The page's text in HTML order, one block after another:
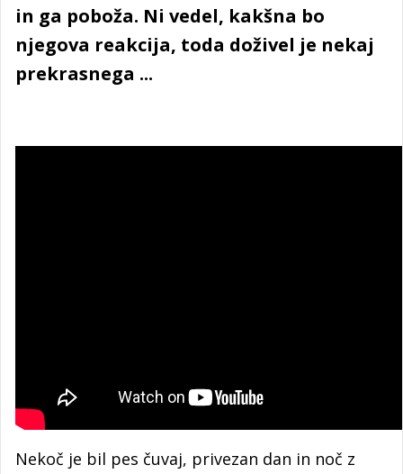
in ga poboža. Ni vedel, kakšna bo
njegova reakcija, toda doživel je nekaj
prekrasnega ...
Nekoč je bil pes čuvaj, privezan dan in noč z